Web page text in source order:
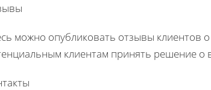
можно опубликовать отзывы клиентов
клиентам принять решение о